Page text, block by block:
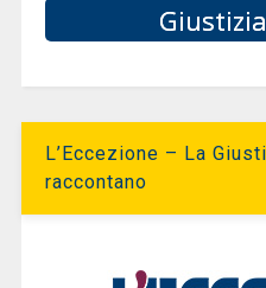
L’Eccezione – La
raccontano